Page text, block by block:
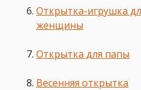
Открытка-игрушка
женщины
Открытка для папы
Весенняя открытка